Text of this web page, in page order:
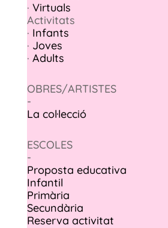
· Virtuals
Activitats
· Infants
· Joves
· Adults
OBRES/ARTISTES
-
La col·lecció
ESCOLES
-
Proposta educativa
Infantil
Primària
Secundària
Reserva activitat